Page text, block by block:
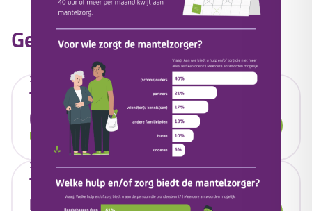
Gerelateerd nieuws
Tzorg voor de vierde keer op rij Top
Employer
15 januari 2026
Lees artikel
Total Care - Omzien door vooruit te
kijken
15 december 2025